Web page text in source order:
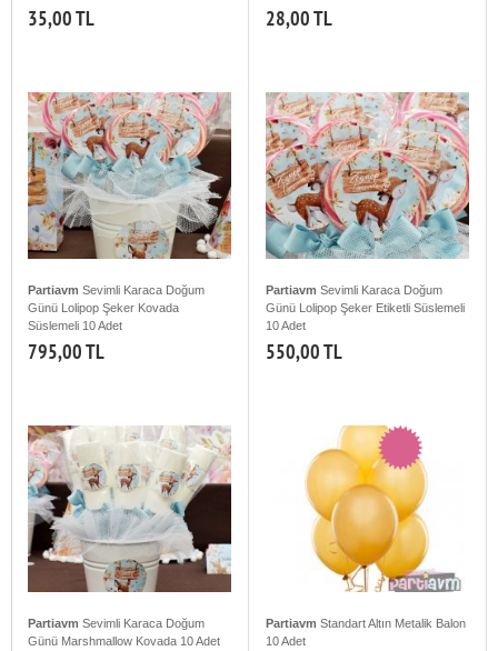
35,00 TL 28,00 TL
Partiavm Sevimli Karaca Doğum
Günü Lolipop Şeker Kovada
Süslemeli 10 Adet
795,00 TL
Partiavm Sevimli Karaca Doğum
Günü Lolipop Şeker Etiketli Süslemeli
10 Adet
550,00 TL
Partiavm Sevimli Karaca Doğum
Günü Marshmallow Kovada 10 Adet
Partiavm Standart Altın Metalik Balon
10 Adet